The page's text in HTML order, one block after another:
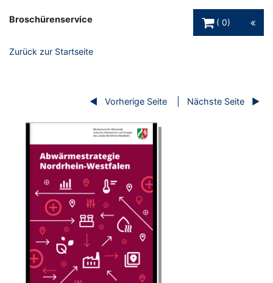
Broschürenservice
0
Zurück zur Startseite
Vorherige Seite Nächste Seite